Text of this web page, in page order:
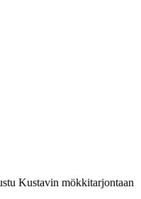
Kustavin mökkitarjontaan